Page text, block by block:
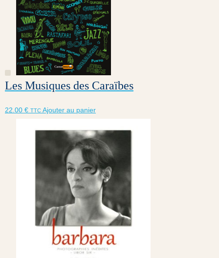
Les Musiques des Caraïbes
22.00 € TTC Ajouter au panier